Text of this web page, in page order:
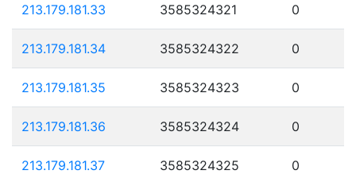
213.179.181.33 3585324321 0
213.179.181.34 3585324322 0
213.179.181.35 3585324323 0
213.179.181.36 3585324324 0
213.179.181.37 3585324325 0